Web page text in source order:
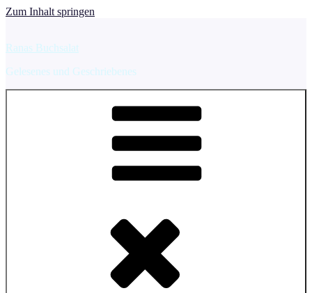
Zum Inhalt springen
Ranas Buchsalat
Gelesenes und Geschriebenes